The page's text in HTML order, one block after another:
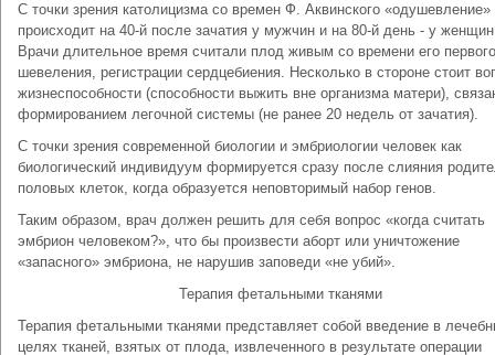
С точки зрения католицизма со времен Ф. Аквинского «одушевление»
происходит на 40-й после зачатия у мужчин и на 80-й день - у
Врачи длительное время считали плод живым со времени его первого
шевеления, регистрации сердцебиения. Несколько в стороне стоит
жизнеспособности (способности выжить вне организма матери),
формированием легочной системы (не ранее 20 недель от зачатия).
С точки зрения современной биологии и эмбриологии человек как
биологический индивидуум формируется сразу после слияния
половых клеток, когда образуется неповторимый набор генов.
Таким образом, врач должен решить для себя вопрос «когда считать
эмбрион человеком?», что бы произвести аборт или уничтожение
«запасного» эмбриона, не нарушив заповеди «не убий».
Терапия фетальными тканями
Терапия фетальными тканями представляет собой введение в
целях тканей, взятых от плода, извлеченного в результате операции